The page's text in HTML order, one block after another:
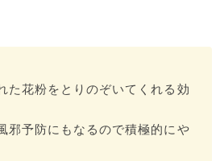
た花粉をとりのぞいてくれる効
邪予防にもなるので積極的にや